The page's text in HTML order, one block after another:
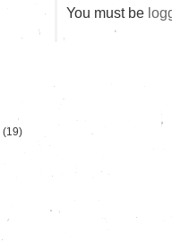
You must be
(19)